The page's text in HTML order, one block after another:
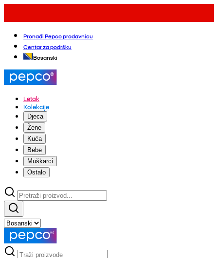
Pronađi Pepco prodavnicu
Centar za podršku
Bosanski
Letak
Kolekcije
Djeca
Žene
Kuća
Bebe
Muškarci
Ostalo